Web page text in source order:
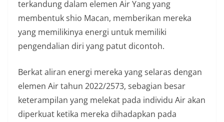
terkandung dalam elemen Air Yang yang
membentuk shio Macan, memberikan mereka
yang memilikinya energi untuk memiliki
pengendalian diri yang patut dicontoh.
Berkat aliran energi mereka yang selaras dengan
elemen Air tahun 2022/2573, sebagian besar
keterampilan yang melekat pada individu Air akan
diperkuat ketika mereka dihadapkan pada